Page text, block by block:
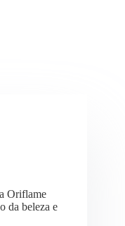
Oriflame
da beleza e